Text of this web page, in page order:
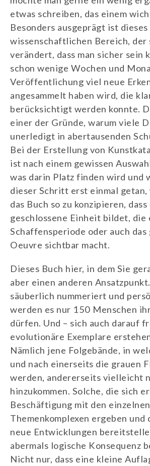
etwas schreiben, das einem
Besonders ausgeprägt ist dieses
wissenschaftlichen Bereich, der
verändert, dass man sicher sein
schon wenige Wochen und
Veröffentlichung viel neue
angesammelt haben wird, die
berücksichtigt werden konnte.
einer der Gründe, warum viele
unerledigt in abertausenden
Bei der Erstellung von
ist nach einem gewissen
was darin Platz finden wird und
dieser Schritt erst einmal
das Buch so zu konzipieren,
geschlossene Einheit bildet, die
Schaffensperiode oder auch das
Oeuvre sichtbar macht.
Dieses Buch hier, in dem Sie
aber einen anderen
säuberlich nummeriert und
werden es nur 150 Menschen
dürfen. Und – sich auch darauf
evolutionäre Exemplare
Nämlich jene Folgebände, in
und nach einerseits die grauen
werden, andererseits vielleicht
hinzukommen. Solche, die sich
Beschäftigung mit den einzelnen
Themenkomplexen ergeben und
neue Entwicklungen
abermals logische Konsequenz
Nicht nur, dass eine kleine